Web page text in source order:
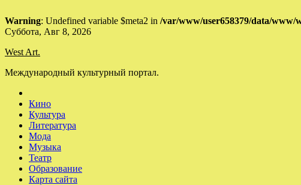
Warning: Undefined variable $meta2 in /var/www/user658379/data/www/
Skip
content
Суббота, Авг 8, 2026
West Art.
Международный культурный портал.
Кино
Культура
Литература
Мода
Музыка
Театр
Образование
Карта сайта